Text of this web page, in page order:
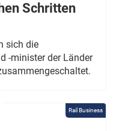
Schritten
sich die
-minister der Länder
Rail Business